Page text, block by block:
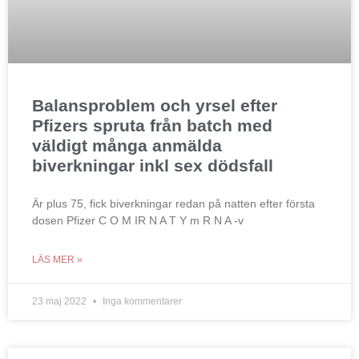
Balansproblem och yrsel efter
Pfizers spruta från batch med
väldigt många anmälda
biverkningar inkl sex dödsfall
Är plus 75, fick biverkningar redan på natten efter första
dosen Pfizer C O M IR N A T Y m R N A -v
LÄS MER »
23 maj 2022 Inga kommentarer